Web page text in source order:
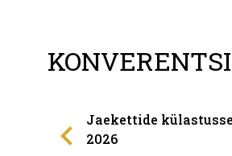
Jaekettide
2026